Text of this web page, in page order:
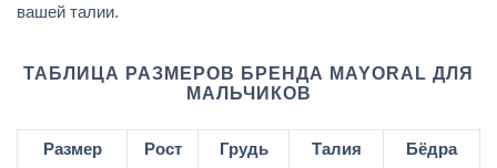
вашей талии.
ТАБЛИЦА РАЗМЕРОВ БРЕНДА MAYORAL ДЛЯ
МАЛЬЧИКОВ
Размер Рост Грудь Талия Бёдра